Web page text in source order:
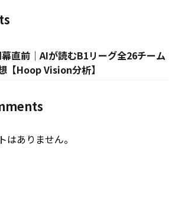
直前｜AIが読むB1リーグ全26チーム
【Hoop Vision分析】
はありません。